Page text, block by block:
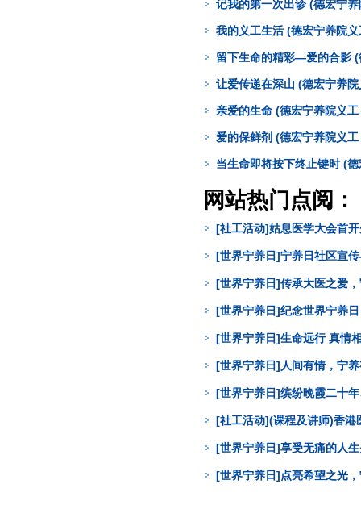
记我的第一次出诊 (德宏宁
我的义工生活 (德宏宁养院
留下生命的精彩—爱的合影
让爱传递在深山 (德宏宁养
亲爱的生命 (德宏宁养院义
爱的保鲜剂 (德宏宁养院义
当生命即将按下终止键时 (
网站热门点阅：
[社工活动]姑息医学大会首
[世界宁养日]宁养日社区宣
[世界宁养日]传承大医之爱
[世界宁养日]纪念世界宁养
[世界宁养日]生命远行 真情
[世界宁养日]人间有情，宁
[世界宁养日]缤纷晚霞二十
[社工活动](课程及讲师)香
[世界宁养日]享受无痛的人
[世界宁养日]点亮希望之光